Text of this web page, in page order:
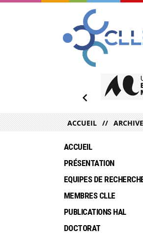
ACCUEIL
ACCUEIL
PRÉSENTATION
EQUIPES DE
MEMBRES CLLE
PUBLICATIONS HAL
DOCTORAT